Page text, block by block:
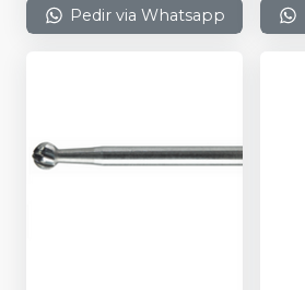
Pedir via Whatsapp